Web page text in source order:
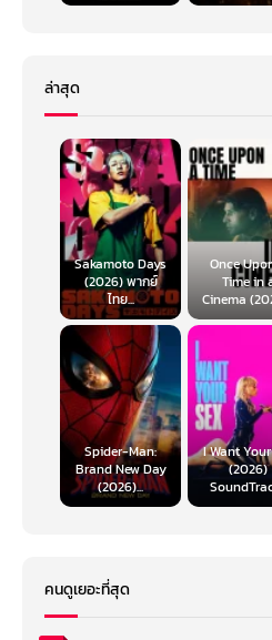
ล่าสุด
Sakamoto Days
(2026) พากย์
ไทย...
Once
Time in
Cinema
Spider-Man:
Brand New Day
(2026)...
I Want
(2026)
คนดูเยอะที่สุด